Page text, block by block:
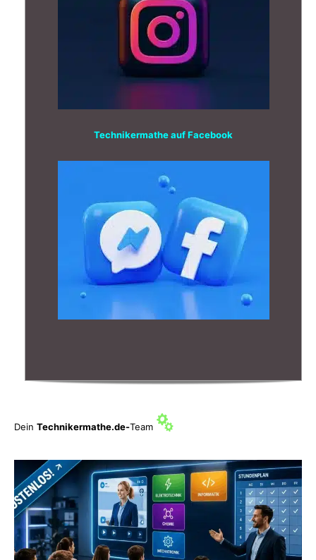
Technikermathe auf Facebook
Dein Technikermathe.de-Team